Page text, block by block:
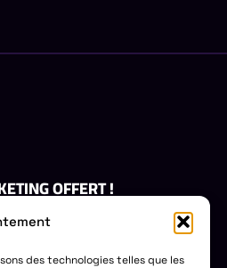
des technologies telles que les
OFFERT !
de votre stratégie de
vous aider à identifier les